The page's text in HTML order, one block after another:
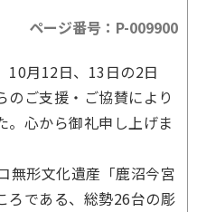
ページ番号：P-009900
10月12日、13日の2日
のご支援・ご協賛により
。心から御礼申し上げま
無形文化遺産「鹿沼今宮
ろである、総勢26台の彫